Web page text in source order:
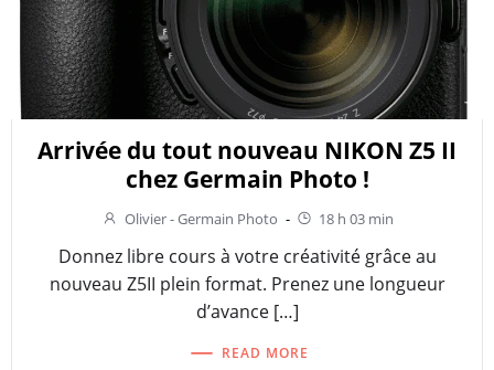
Arrivée du tout nouveau NIKON Z5 II
chez Germain Photo !
Olivier - Germain Photo - 18 h 03 min
Donnez libre cours à votre créativité grâce au
nouveau Z5II plein format. Prenez une longueur
d’avance […]
READ MORE